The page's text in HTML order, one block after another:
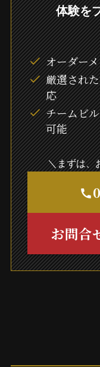
体験を
オーダー
厳選され
応
チームビ
可能
＼まずは、
お問合